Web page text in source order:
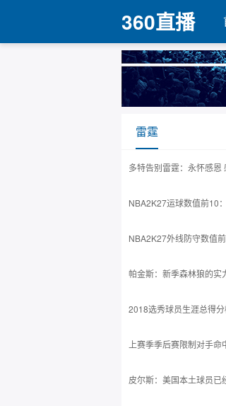
360直播
雷霆
多特告别雷霆：永怀感
NBA2K27运球数值前10
NBA2K27外线防守数值
帕金斯：新季森林狼的实
2018选秀球员生涯总得
上赛季季后赛限制对手
皮尔斯：美国本土球员已